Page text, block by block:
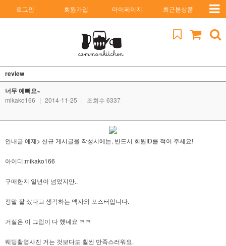
로그인 회원가입 마이페이지 최근본상품
review
너무 예뻐요~
mikako166 | 2014-11-25 | 조회수 6337
안내글 예제> 신규 게시글을 작성시에는, 반드시 회원ID를 적어 주세요!
아이디:mikako166
구매한지 일년이 넘었지만..
정말 잘 샀다고 생각하는 액자와 포스터입니다.
거실은 이 그림이 다 했네요 ㅋㅋ
웨딩촬영사진 거는 것보다도 훨씬 만족스러워요.